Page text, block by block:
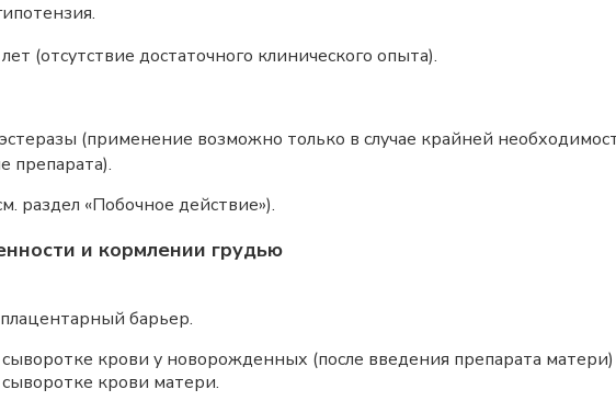
(отсутствие достаточного клинического опыта).
(применение возможно только в случае крайней
препарата).
раздел «Побочное действие»).
и кормлении грудью
барьер.
крови у новорожденных (после введения препарата
крови матери.